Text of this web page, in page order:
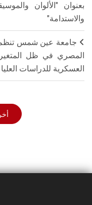
بعنوان "الألوان
والاستدامة"
جامعة عين شمس تنظم
المصري في ظل
العسكرية للدراسات العليا